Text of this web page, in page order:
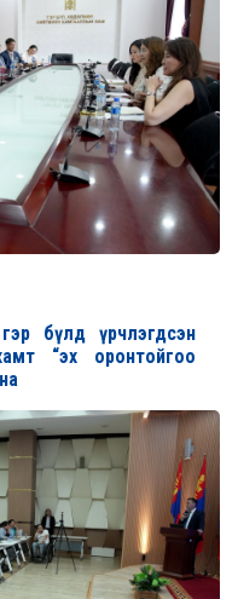
бүлд үрчлэгдсэн
“эх оронтойгоо